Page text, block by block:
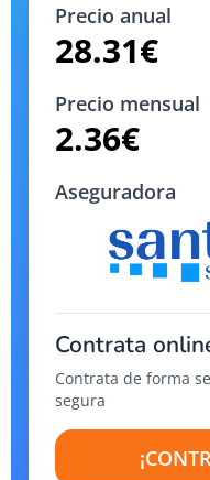
Precio anual
28.31€
Precio mensual
2.36€
Aseguradora
Contrata
Contrata de forma
segura